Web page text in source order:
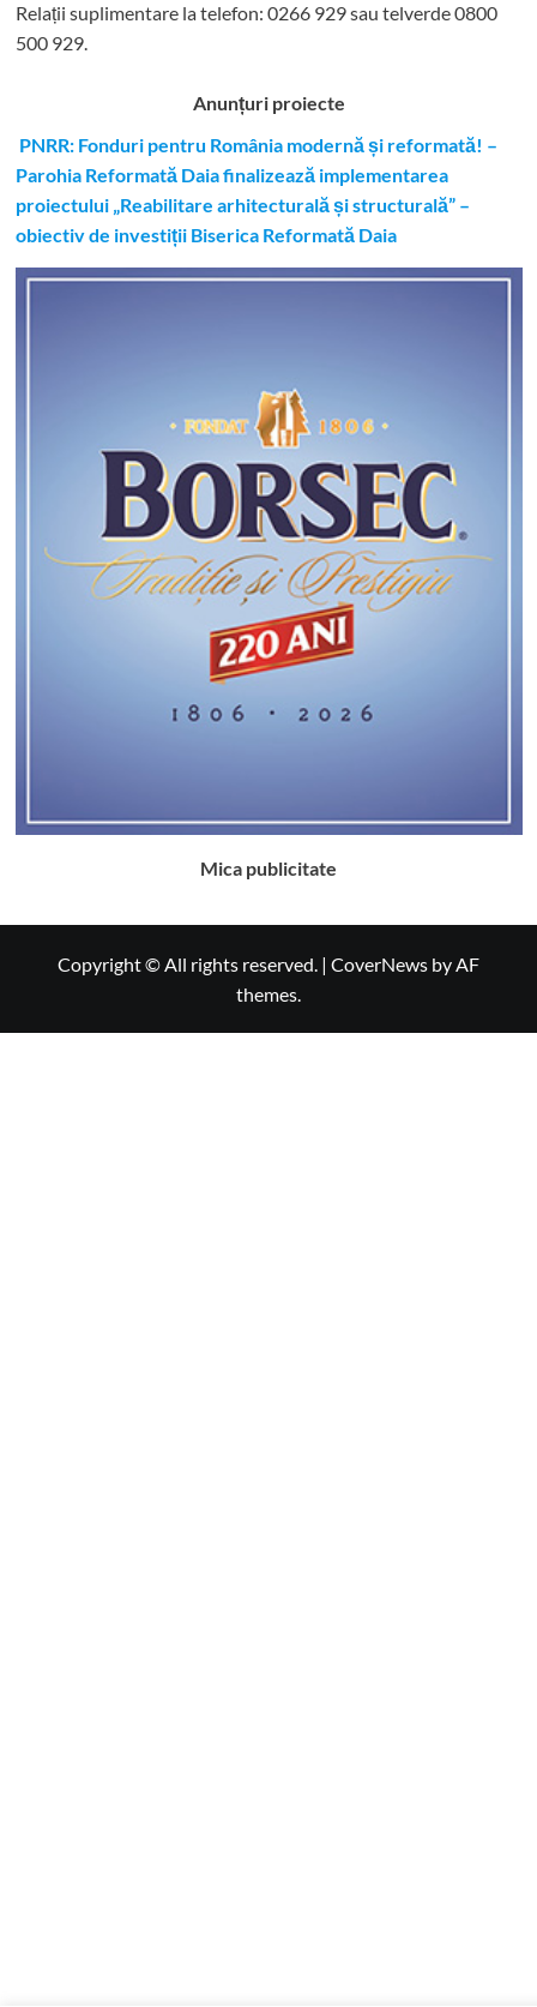
Relații suplimentare la telefon: 0266 929 sau telverde 0800
500 929.
Anunțuri proiecte
PNRR: Fonduri pentru România modernă și reformată! –
Parohia Reformată Daia finalizează implementarea
proiectului „Reabilitare arhitecturală și structurală” –
obiectiv de investiții Biserica Reformată Daia
Mica publicitate
Copyright © All rights reserved. | CoverNews by AF
themes.